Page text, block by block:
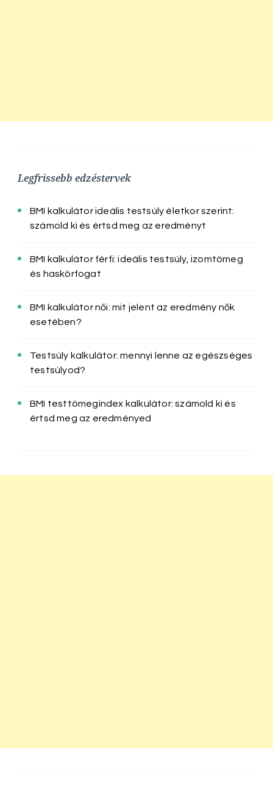
Legfrissebb edzéstervek
BMI kalkulátor ideális testsúly életkor szerint:
számold ki és értsd meg az eredményt
BMI kalkulátor férfi: ideális testsúly, izomtömeg
és haskörfogat
BMI kalkulátor női: mit jelent az eredmény nők
esetében?
Testsúly kalkulátor: mennyi lenne az egészséges
testsúlyod?
BMI testtömegindex kalkulátor: számold ki és
értsd meg az eredményed